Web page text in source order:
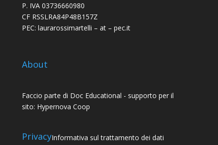
P. IVA 03736660980
CF RSSLRA84P48B157Z
PEC: laurarossimartelli – at – pec.it
About
Faccio parte di Doc Educational - supporto per il
sito: Hypernova Coop
PrivacyInformativa sul trattamento dei dati